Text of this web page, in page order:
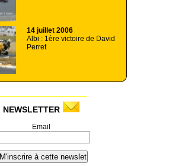
14 juillet 2006
Albi : 1ère victoire de David
Perret
NEWSLETTER
Email